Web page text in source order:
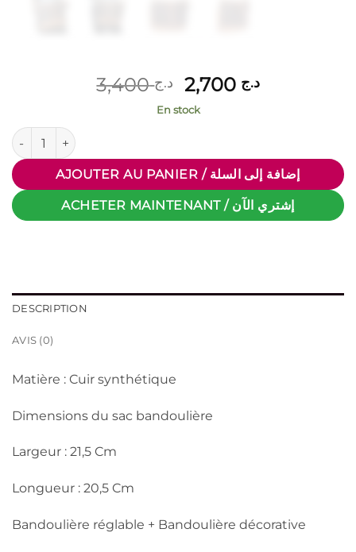
د.ج3,400
Le
prix
د.ج 3,400.
د.ج 2,700
Le
د.ج 2,700.
En stock
quantité de Petit sac bourse " Andi Sac " imprimé - Marron
AJOUTER AU PANIER / إضافة إلى السلة
ACHETER MAINTENANT / إشتري الآن
DESCRIPTION
AVIS (0)
Matière : Cuir synthétique
Dimensions du sac bandoulière
Largeur : 21,5 Cm
Longueur : 20,5 Cm
Bandoulière réglable + Bandoulière décorative